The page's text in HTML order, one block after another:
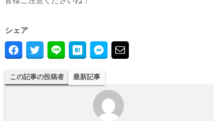
シェア
この記事の投稿者 最新記事